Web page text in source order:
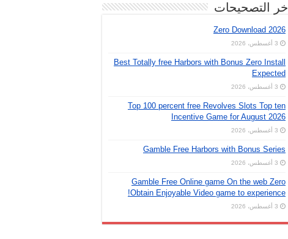
اخر التصحيحات
Zero Download 2026
3 أغسطس، 2026
Best Totally free Harbors with Bonus Zero Install
Expected
3 أغسطس، 2026
Top 100 percent free Revolves Slots Top ten
Incentive Game for August 2026
3 أغسطس، 2026
Gamble Free Harbors with Bonus Series
3 أغسطس، 2026
Gamble Free Online game On the web Zero
Obtain Enjoyable Video game to experience!
3 أغسطس، 2026